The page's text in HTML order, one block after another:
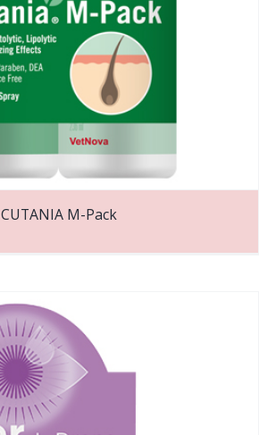
CUTANIA M-Pack